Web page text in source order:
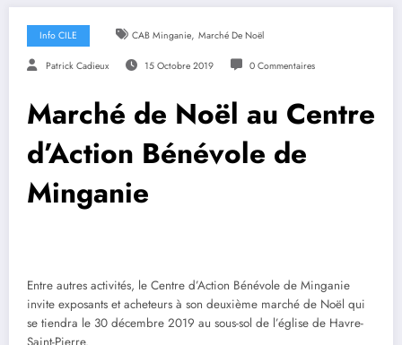
Info CILE CAB Minganie, Marché De Noël
Patrick Cadieux 15 Octobre 2019 0 Commentaires
Marché de Noël au Centre
d’Action Bénévole de
Minganie
Entre autres activités, le Centre d’Action Bénévole de Minganie
invite exposants et acheteurs à son deuxième marché de Noël qui
se tiendra le 30 décembre 2019 au sous-sol de l’église de Havre-